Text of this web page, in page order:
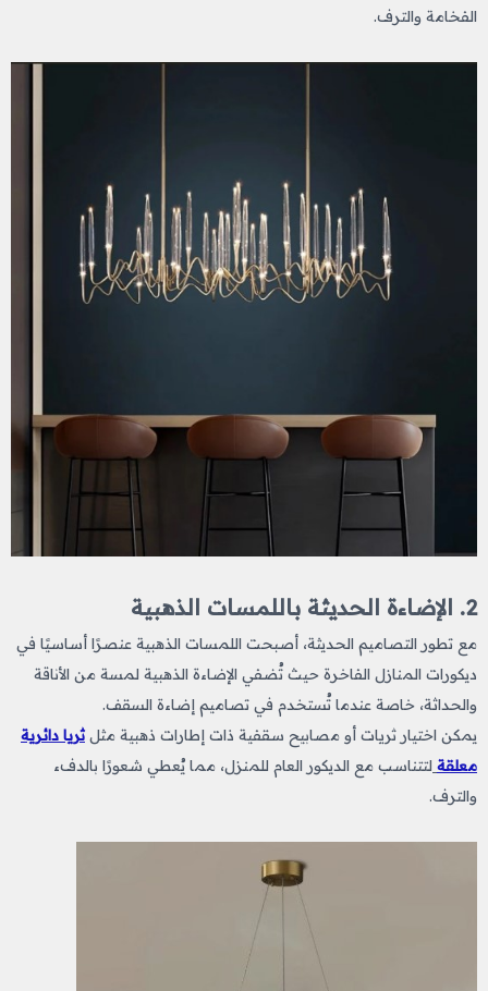
الفخامة والترف.
2. الإضاءة الحديثة باللمسات الذهبية
مع تطور التصاميم الحديثة، أصبحت اللمسات الذهبية عنصرًا أساسيًا في
ديكورات المنازل الفاخرة حيث تُضفي الإضاءة الذهبية لمسة من الأناقة
والحداثة، خاصة عندما تُستخدم في تصاميم إضاءة السقف.
يمكن اختيار ثريات أو مصابيح سقفية ذات إطارات ذهبية مثل ثريا دائرية
معلقة لتتناسب مع الديكور العام للمنزل، مما يُعطي شعورًا بالدفء
والترف.